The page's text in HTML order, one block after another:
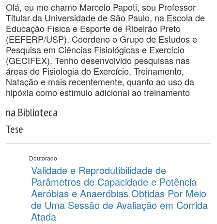
Olá, eu me chamo Marcelo Papoti, sou Professor
Titular da Universidade de São Paulo, na Escola de
Educação Física e Esporte de Ribeirão Preto
(EEFERP/USP). Coordeno o Grupo de Estudos e
Pesquisa em Ciências Fisiológicas e Exercício
(GECIFEX). Tenho desenvolvido pesquisas nas
áreas de Fisiologia do Exercício, Treinamento,
Natação e mais recentemente, quanto ao uso da
hipóxia como estímulo adicional ao treinamento
na Biblioteca
Tese
Doutorado
Validade e Reprodutibilidade de
Parâmetros de Capacidade e Potência
Aeróbias e Anaeróbias Obtidas Por Meio
de Uma Sessão de Avaliação em Corrida
Atada